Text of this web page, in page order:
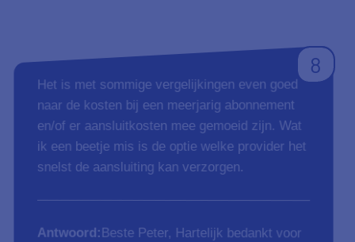
8
Het is met sommige vergelijkingen even goed
naar de kosten bij een meerjarig abonnement
en/of er aansluitkosten mee gemoeid zijn. Wat
ik een beetje mis is de optie welke provider het
snelst de aansluiting kan verzorgen.
Antwoord:Beste Peter, Hartelijk bedankt voor